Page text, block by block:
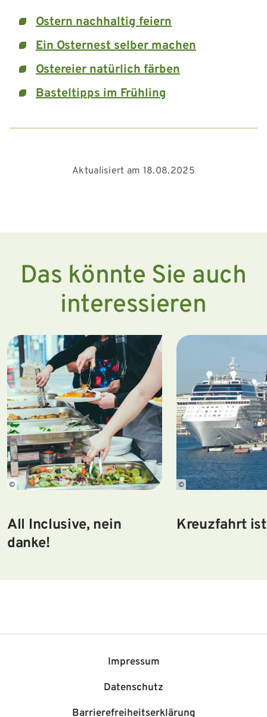
Ostern nachhaltig feiern
Ein Osternest selber machen
Ostereier natürlich färben
Basteltipps im Frühling
Aktualisiert am 18.08.2025
Das könnte Sie auch
interessieren
©
All Inclusive, nein
danke!
©
Kreuzfahrt
Impressum
Datenschutz
Barriere­freiheits­erklärung